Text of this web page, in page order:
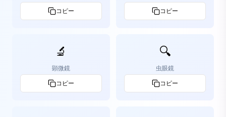
コピー コピー
🔬
顕微鏡
コピー
🔍
虫眼鏡
コピー